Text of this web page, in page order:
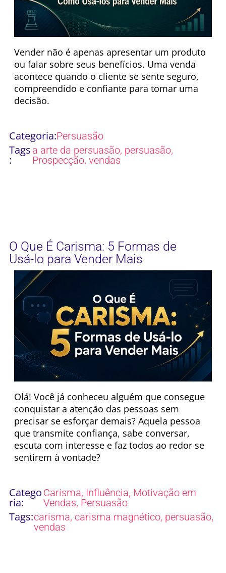
Vender não é apenas apresentar um produto
ou falar sobre seus benefícios. Uma venda
acontece quando o cliente se sente seguro,
compreendido e confiante para tomar uma
decisão.
Categoria:Persuasão
Tags
:
a arte da persuasão, persuasão,
Prospecção, vendas
O Que É Carisma: 5 Formas de
Usá-lo para Vender Mais
Olá! Você já conheceu alguém que consegue
conquistar a atenção das pessoas sem
precisar se esforçar demais? Aquela pessoa
que transmite confiança, sabe conversar,
escuta com interesse e faz todos ao redor se
sentirem à vontade?
Catego
ria:
Carisma, Influência, Motivação em
Vendas, Persuasão
Tags:carisma, carisma magnético, persuasão,
vendas